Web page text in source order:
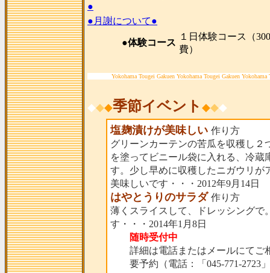
●
●月謝について●
●体験コース
１日体験コース（
費）
Yokohama Tougei Gakuen Yokohama Tougei Gakuen
◆◆◆季節イベント ◆◆◆
塩麹漬けが美味しい 作り方
グリーンカーテンの苦瓜を収穫し
を塗ってビニール袋に入れる、冷
す。少し早めに収穫したニガウリが
美味しいです・・・2012年9月14日
はやとうりのサラダ 作り方
薄くスライスして、ドレッシングで
す・・・2014年1月8日
随時受付中
詳細は電話またはメールにてご
要予約（電話：「045-771-2723」